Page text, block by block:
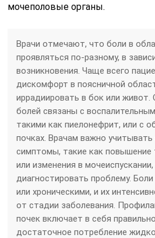
мочеполовые органы.
Врачи отмечают, что боли в
проявляться по-разному, в
возникновения. Чаще всего
дискомфорт в поясничной
иррадиировать в бок или живот.
болей связаны с
такими как пиелонефрит, или с
почках. Врачам важно
симптомы, такие как повышение
или изменения в
диагностировать проблему.
или хроническими, и их
от стадии заболевания.
почек включает в себя
достаточное потребление